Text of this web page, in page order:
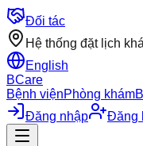
Đối tác
Hệ thống đặt lịch
English
BCare
Bệnh việnPhòng khám
Đăng nhập
Đăng